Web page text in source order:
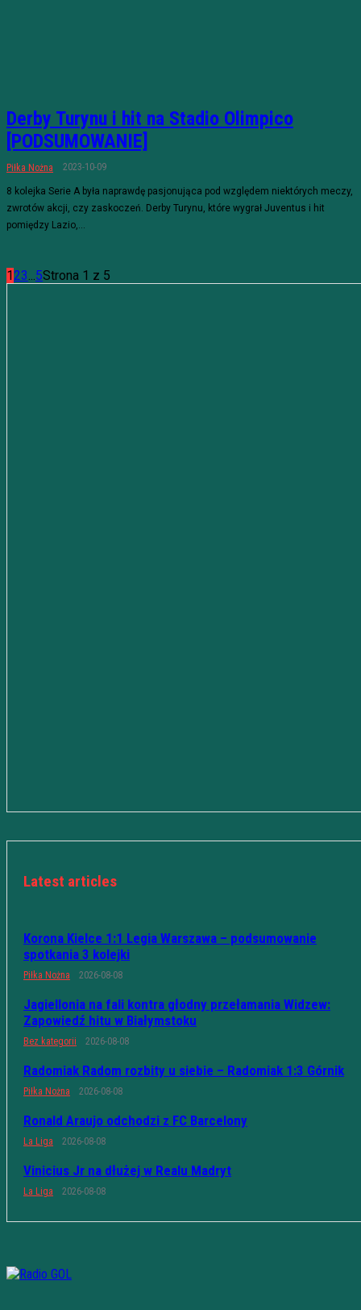
Derby Turynu i hit na Stadio Olimpico
[PODSUMOWANIE]
Piłka Nożna 2023-10-09
8 kolejka Serie A była naprawdę pasjonująca pod względem niektórych meczy,
zwrotów akcji, czy zaskoczeń. Derby Turynu, które wygrał Juventus i hit
pomiędzy Lazio,...
123...5Strona 1 z 5
Latest articles
Korona Kielce 1:1 Legia Warszawa – podsumowanie
spotkania 3 kolejki
Piłka Nożna 2026-08-08
Jagiellonia na fali kontra głodny przełamania Widzew:
Zapowiedź hitu w Białymstoku
Bez kategorii 2026-08-08
Radomiak Radom rozbity u siebie – Radomiak 1:3 Górnik
Piłka Nożna 2026-08-08
Ronald Araujo odchodzi z FC Barcelony
La Liga 2026-08-08
Vinicius Jr na dłużej w Realu Madryt
La Liga 2026-08-08